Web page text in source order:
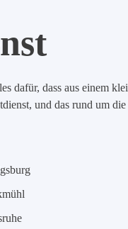
dafür, dass aus einem
und das rund um